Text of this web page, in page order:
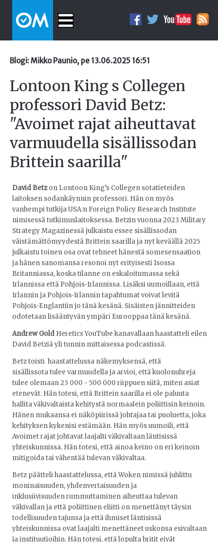
Blogi: Mikko Paunio, pe 13.06.2025 16:51
Lontoon King s Collegen
professori David Betz:
"Avoimet rajat aiheuttavat
varmuudella sisällissodan
Brittein saarilla"
David Betzon Lontoon King’s Collegen sotatieteiden
laitoksen sodankäynnin professori. Hän on myös
vanhempi tutkija USA:n Foreign Policy Research Institute
nimisessä tutkimuslaitoksessa. Betzin vuonna 2023 Military
Strategy Magazinessä julkaistu essee sisällissodan
väistämättömyydestä Brittein saarilla ja nyt keväällä 2025
julkaistu toinen osa ovat tehneet hänestä somesensaation
ja hänen sanomansa resonoi nyt erityisesti Isossa
Britanniassa, koska tilanne on eskaloitumassa sekä
Irlannissa että Pohjois-Irlannissa. Lisäksi uumoillaan, että
Irlannin ja Pohjois-Irlannin tapahtumat voivat levitä
Pohjois-Englantiin jo tänä kesänä. Sisäisten jännitteiden
odotetaan lisääntyvän ympäri Eurooppaa tänä kesänä.
Andrew Gold Heretics YouTube kanavallaan haastatteli eilen
David Betziä yli tunnin mittaisessa podcastissä.
Betz toisti haastattelussa näkemyksensä, että
sisällissota tulee varmuudella ja arvioi, että kuolonuhreja
tulee olemaan 23 000 - 500 000 riippuen siitä, miten asiat
etenevät. Hän totesi, että Brittein saarilla ei ole paluuta
hallita väkivaltaista kehitystä normaalein poliittisin keinoin.
Hänen mukaansa ei näköpiirissä johtajaa tai puoluetta, joka
kehityksen kykenisi estämään. Hän myös uumoili, että
Avoimet rajat johtavat laajalti väkivaltaan läntisissä
yhteiskunnissa. Hän totesi, että ainoa keino on eri keinoin
mitigoida tai vähentää tulevan väkivaltaa.
Betz päätteli haastattelussa, että Woken nimissä juhlittu
moninaisuuden, yhdenvertaisuuden ja
inklusiivisuuden rummuttaminen aiheuttaa tulevan
väkivallan ja että poliittinen eliitti on menettänyt täysin
todellisuuden tajunsa ja että ihmiset läntisissä
yhteiskunnissa ovat laajalti menettäneet uskonsa esivaltaan
ja instituutioihin. Hän totesi, että lopulta britit eivät